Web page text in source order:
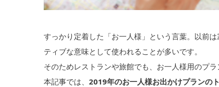
すっかり定着した「お一人様」という言葉。以前
ティブな意味として使われることが多いです。
そのためレストランや旅館でも、お一人様用のプラ
本記事では、 2019年のお一人様お出かけプランの